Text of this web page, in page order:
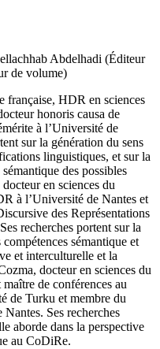
Abdelhadi (Éditeur
de volume)
française, HDR en sciences
honoris causa de
à l’Université de
sur la génération du sens
linguistiques, et sur la
des possibles
en sciences du
à l’Université de Nantes et
des Représentations
recherches portent sur la
sémantique et
et interculturelle et la
docteur en sciences du
de conférences au
de Turku et membre du
Ses recherches
aborde dans la perspective
au CoDiRe.